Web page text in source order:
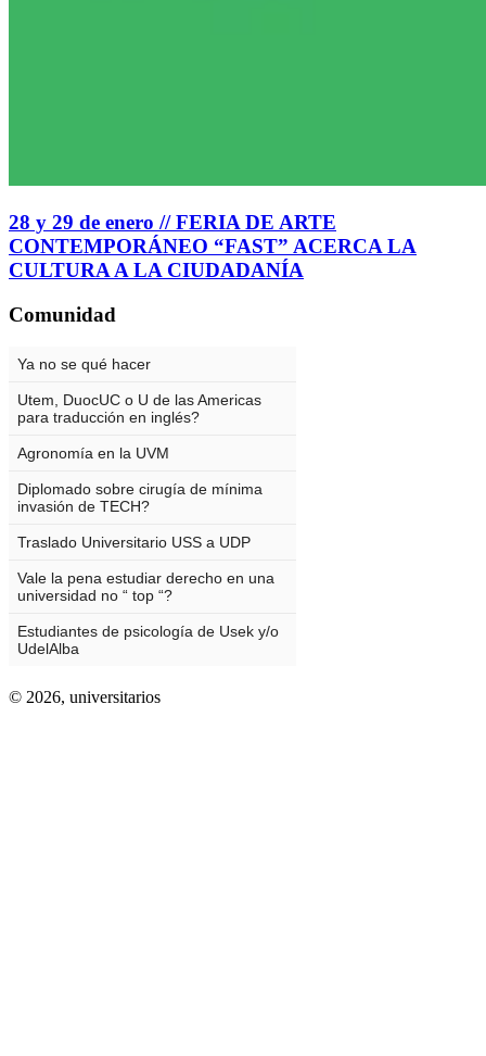
28 y 29 de enero // FERIA DE ARTE
CONTEMPORÁNEO “FAST” ACERCA LA
CULTURA A LA CIUDADANÍA
Comunidad
© 2026, universitarios